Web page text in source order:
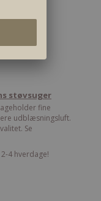
støvsuger
fine
udblæsningsluft.
Se
4 hverdage!